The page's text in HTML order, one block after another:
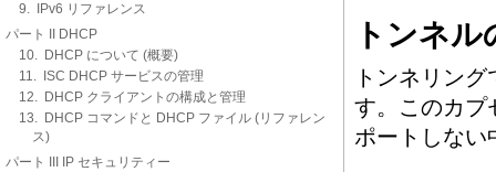
9. IPv6 リファレンス
パート II DHCP
10. DHCP について (概要)
11. ISC DHCP サービスの管理
12. DHCP クライアントの構成と管理
13. DHCP コマンドと DHCP ファイル (リファレン
ス)
パート III IP セキュリティー
トンネ
トンネリン
す。このカプ
ポートしない